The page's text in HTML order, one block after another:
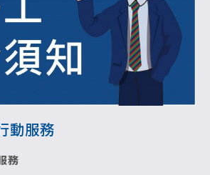
動服務
務